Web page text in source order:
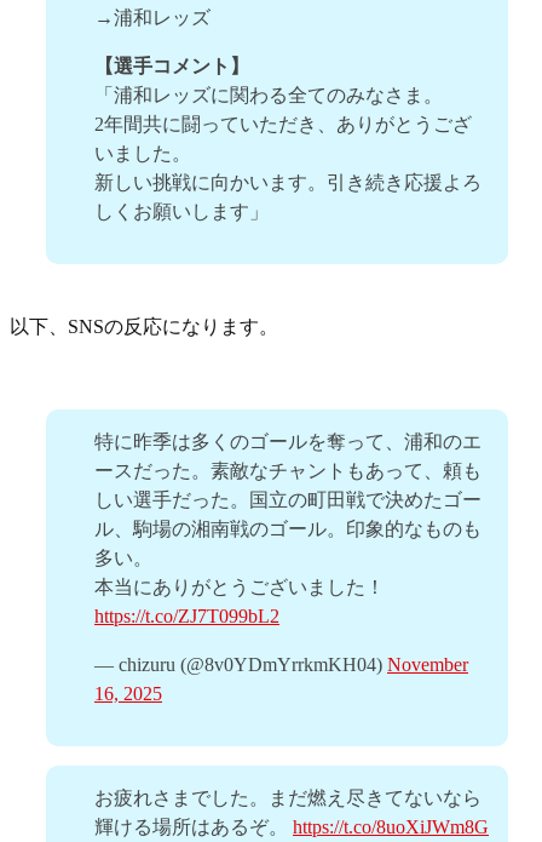
→浦和レッズ
【選手コメント】
「浦和レッズに関わる全てのみなさま。
2年間共に闘っていただき、ありがとうござ
いました。
新しい挑戦に向かいます。引き続き応援よろ
しくお願いします」
以下、SNSの反応になります。
特に昨季は多くのゴールを奪って、浦和のエ
ースだった。素敵なチャントもあって、頼も
しい選手だった。国立の町田戦で決めたゴー
ル、駒場の湘南戦のゴール。印象的なものも
多い。
本当にありがとうございました！
https://t.co/ZJ7T099bL2
— chizuru (@8v0YDmYrrkmKH04) November
16, 2025
お疲れさまでした。まだ燃え尽きてないなら
輝ける場所はあるぞ。 https://t.co/8uoXiJWm8G